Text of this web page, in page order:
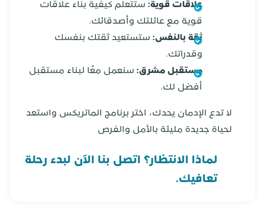
علاقات قوية:ستتعلم كيفية بناء علاقات
قوية مع عائلتك وأصدقائك.
ثقة بالنفس: ستستعيد ثقتك بنفسك
وقدراتك.
مستقبل مشرق:سنعمل معًا لبناء مستقبل
أفضل لك.
لا تدع الإدمان يحدك، اختر برنامج الماتريكس واستعد
لحياة جديدة مليئة بالأمل والفرص
لماذا الانتظار؟ اتصل بنا الآن لبدء رحلة
تعافيك.